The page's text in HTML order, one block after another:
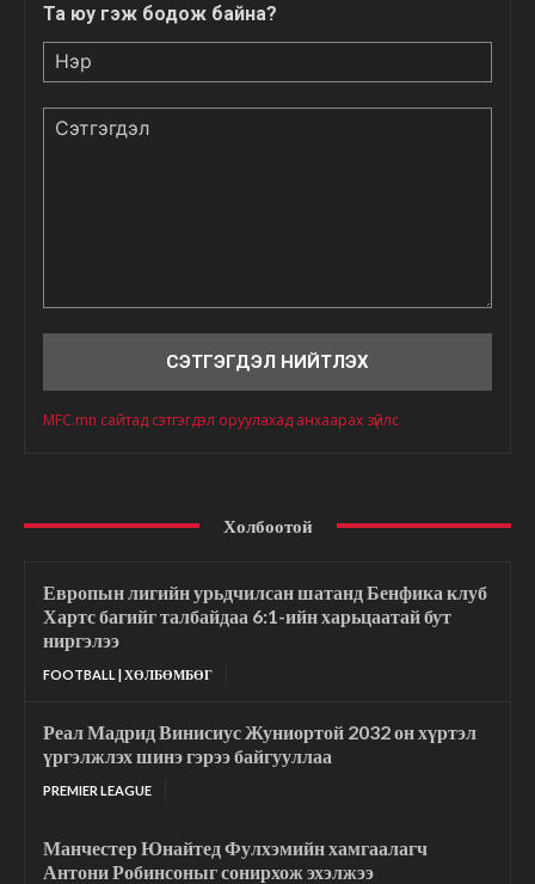
Та юу гэж бодож байна?
MFC.mn сайтад сэтгэгдэл оруулахад анхаарах зүйлс
Холбоотой
Европын лигийн урьдчилсан шатанд Бенфика клуб
Хартс багийг талбайдаа 6:1-ийн харьцаатай бут
ниргэлээ
FOOTBALL | ХӨЛБӨМБӨГ
Реал Мадрид Винисиус Жуниортой 2032 он хүртэл
үргэлжлэх шинэ гэрээ байгууллаа
PREMIER LEAGUE
Манчестер Юнайтед Фулхэмийн хамгаалагч
Антони Робинсоныг сонирхож эхэлжээ